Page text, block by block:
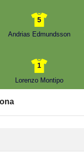
5
Andrias Edmundsson
1
Lorenzo Montipo